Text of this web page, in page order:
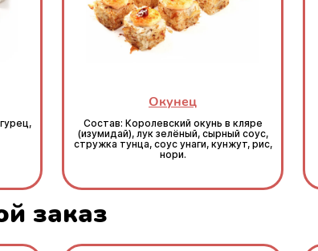
Окунец
Состав: Королевский окунь в кляре
(изумидай), лук зелёный, сырный соус,
стружка тунца, соус унаги, кунжут, рис,
нори.
заказ